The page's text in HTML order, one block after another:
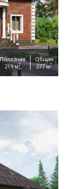
Полезная
219 м2
Общая
277 м2
andTerms of Service